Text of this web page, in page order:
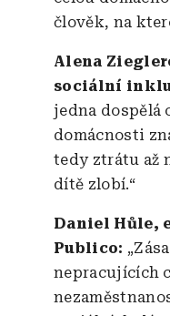
člověk, na
Alena
sociální
jedna dospělá
domácnosti
tedy ztrátu až
dítě zlobí.“
Daniel Hůle,
Publico:
nepracujících